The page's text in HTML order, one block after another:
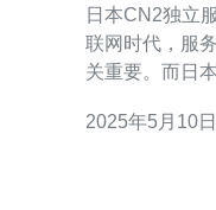
日本CN2独立服
联网时代，服
关重要。而日
服务器的优势。 日本CN2独立服务器采用高品质的硬
2025年5月10日